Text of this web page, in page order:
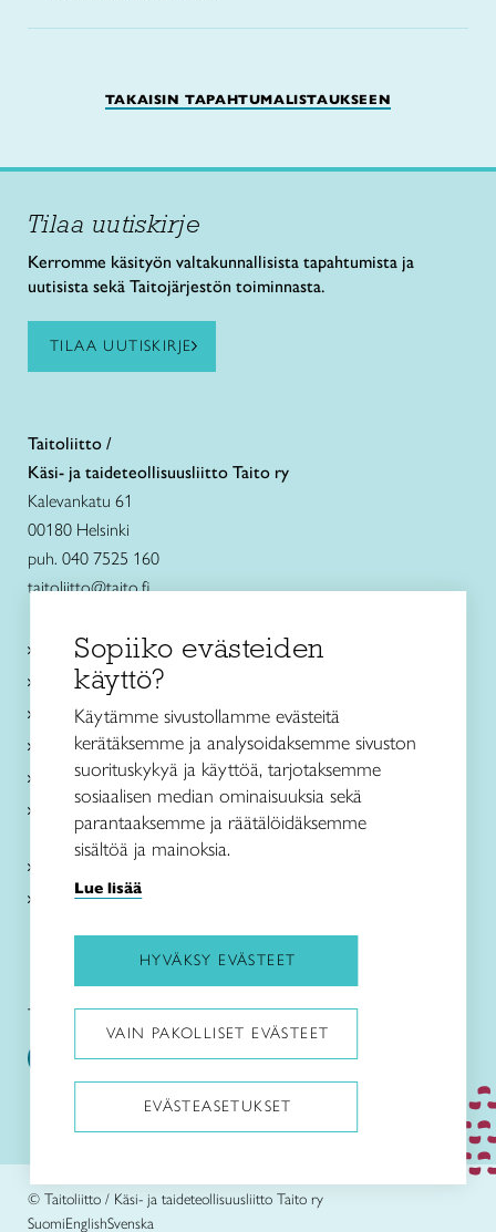
TAKAISIN TAPAHTUMALISTAUKSEEN
Tilaa uutiskirje
Kerromme käsityön valtakunnallisista tapahtumista ja
uutisista sekä Taitojärjestön toiminnasta.
TILAA UUTISKIRJE
Taitoliitto /
Käsi- ja taideteollisuusliitto Taito ry
Kalevankatu 61
00180 Helsinki
puh. 040 7525 160
taitoliitto@taito.fi
Käsityökurssit ja koulutus
Ajankohtaista
Käsityöohjeet
Me olemme Taito
Paikallinen toiminta
Verkkokaupat
Kirjaudu Arviin
Kirjaudu Taitocampukseen
Taitoliitto: Taito-lehti:
© Taitoliitto / Käsi- ja taideteollisuusliitto Taito ry
SuomiEnglishSvenska
Sopiiko evästeiden
käyttö?
Käytämme sivustollamme evästeitä
kerätäksemme ja analysoidaksemme sivuston
suorituskykyä ja käyttöä, tarjotaksemme
sosiaalisen median ominaisuuksia sekä
parantaaksemme ja räätälöidäksemme
sisältöä ja mainoksia.
Lue lisää
HYVÄKSY EVÄSTEET
VAIN PAKOLLISET EVÄSTEET
EVÄSTEASETUKSET